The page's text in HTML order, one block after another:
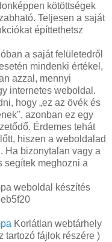
kötöttségek
Teljesen a saját
építtethetsz
a saját felületedről
mindenki értékel,
azzal, mennyi
internetes weboldal.
hogy „ez az övék és
azonban ez egy
Érdemes tehát
hiszen a weboldalad
Ha bizonytalan vagy a
segítek meghozni a
weboldal készítés
Korlátlan webtárhely
tartozó fájlok részére )